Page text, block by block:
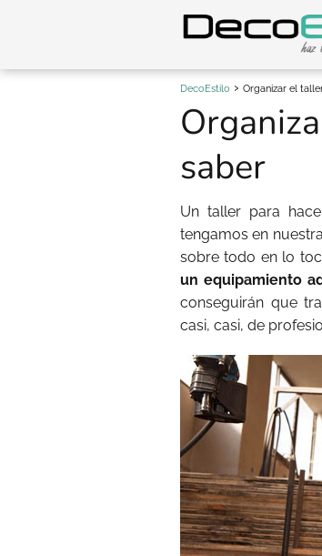
DecoEstilo Organizar el
saber
Un taller para
tengamos en
sobre todo en lo
un equipamiento
conseguirán que
casi, casi, de